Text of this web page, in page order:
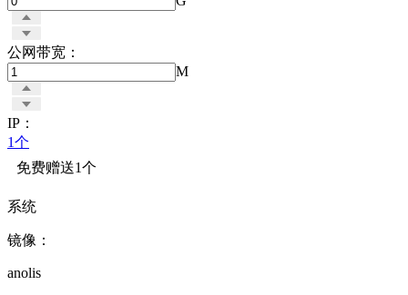
公网带宽：
M
IP：
1个
免费赠送1个
系统
镜像：
anolis